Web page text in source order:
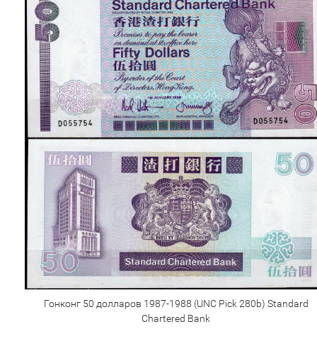
Гонконг 50 долларов 1987-1988 (UNC Pick 280b) Standard
Chartered Bank